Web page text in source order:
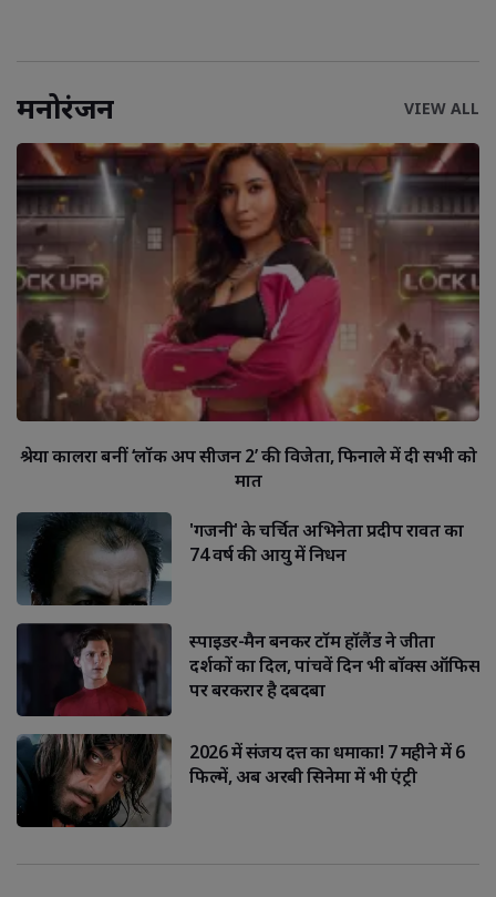
मनोरंजन VIEW ALL
श्रेया कालरा बनीं ‘लॉक अप सीजन 2’ की विजेता, फिनाले में दी सभी को
मात
'गजनी' के चर्चित अभिनेता प्रदीप रावत का
74 वर्ष की आयु में निधन
स्पाइडर-मैन बनकर टॉम हॉलैंड ने जीता
दर्शकों का दिल, पांचवें दिन भी बॉक्स ऑफिस
पर बरकरार है दबदबा
2026 में संजय दत्त का धमाका! 7 महीने में 6
फिल्में, अब अरबी सिनेमा में भी एंट्री